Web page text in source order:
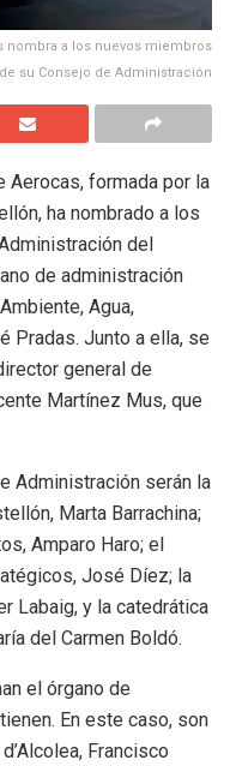
nombra a los nuevos miembros
de su Consejo de Administración
Aerocas, formada por la
ha nombrado a los
del
de administración
Agua,
Pradas. Junto a ella, se
general de
Martínez Mus, que
Administración serán la
Marta Barrachina;
Amparo Haro; el
José Díez; la
Labaig, y la catedrática
del Carmen Boldó.
el órgano de
En este caso, son
Francisco